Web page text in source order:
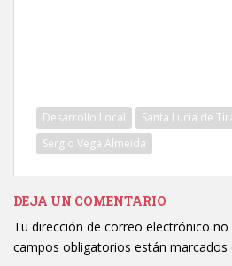
Desarrollo Local
Santa Lucía de
Sergio Vega Almeida
DEJA UN COMENTARIO
Tu dirección de correo electrónico no
campos obligatorios están marcados